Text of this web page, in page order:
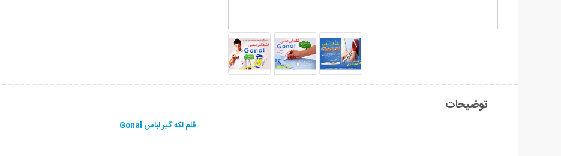
توضیحات
قلم لکه گیر لباس Gonal